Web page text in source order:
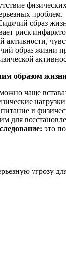
проблем.
образ
риск
активности,
образ жизни
образом
чаще
и
для
это
угрозу